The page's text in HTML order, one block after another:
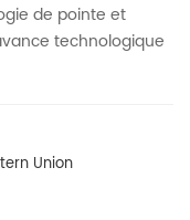
de pointe et
technologique
Union